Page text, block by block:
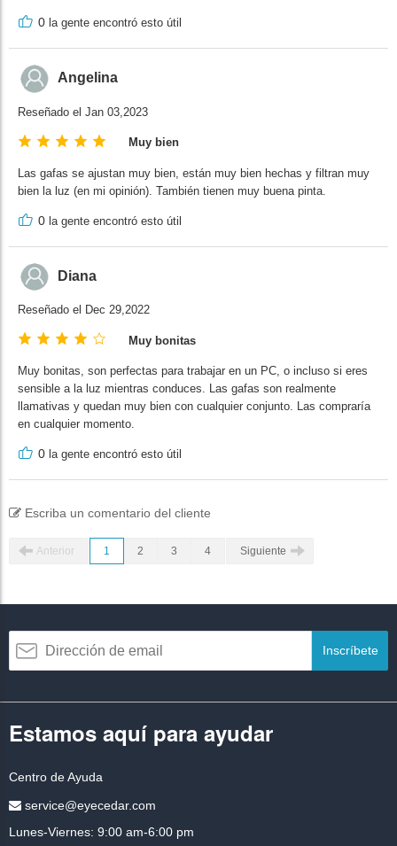
0 la gente encontró esto útil
Angelina
Reseñado el Jan 03,2023
Muy bien
Las gafas se ajustan muy bien, están muy bien hechas y filtran muy
bien la luz (en mi opinión). También tienen muy buena pinta.
0 la gente encontró esto útil
Diana
Reseñado el Dec 29,2022
Muy bonitas
Muy bonitas, son perfectas para trabajar en un PC, o incluso si eres
sensible a la luz mientras conduces. Las gafas son realmente
llamativas y quedan muy bien con cualquier conjunto. Las compraría
en cualquier momento.
0 la gente encontró esto útil
Escriba un comentario del cliente
Anterior 1 2 3 4 Siguiente
Inscríbete
Estamos aquí para ayudar
Centro de Ayuda
service@eyecedar.com
Lunes-Viernes: 9:00 am-6:00 pm